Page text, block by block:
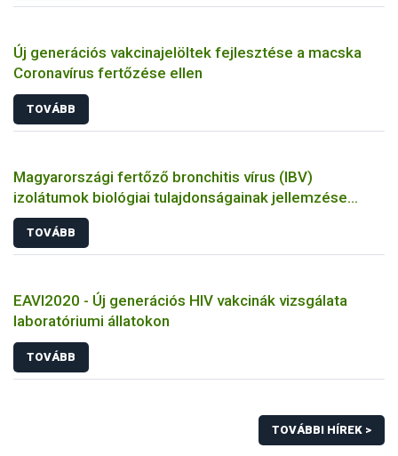
Új generációs vakcinajelöltek fejlesztése a macska
Coronavírus fertőzése ellen
TOVÁBB
Magyarországi fertőző bronchitis vírus (IBV)
izolátumok biológiai tulajdonságainak jellemzése
állatkísérletes és molekuláris biológiai eszközökkel
TOVÁBB
EAVI2020 - Új generációs HIV vakcinák vizsgálata
laboratóriumi állatokon
TOVÁBB
TOVÁBBI HÍREK >